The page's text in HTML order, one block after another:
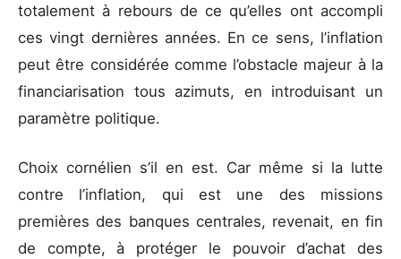
totalement à rebours de ce qu’elles ont accompli
ces vingt dernières années. En ce sens, l’inflation
peut être considérée comme l’obstacle majeur à la
financiarisation tous azimuts, en introduisant un
paramètre politique.
Choix cornélien s’il en est. Car même si la lutte
contre l’inflation, qui est une des missions
premières des banques centrales, revenait, en fin
de compte, à protéger le pouvoir d’achat des